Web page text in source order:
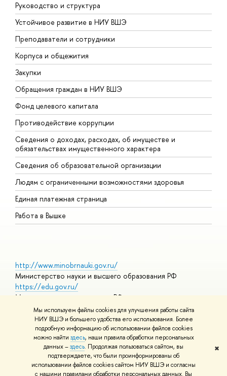
Мы используем файлы cookies для улучшения работы сайта
НИУ ВШЭ и большего удобства его использования. Более
подробную информацию об использовании файлов cookies
можно найти здесь, наши правила обработки персональных
данных –здесь. Продолжая пользоваться сайтом, вы
подтверждаете, что были проинформированы об
использовании файлов cookies сайтом НИУ ВШЭ и согласны
с нашими правилами обработки персональных данных. Вы
✖
Руководство и структура
Устойчивое развитие в НИУ ВШЭ
Преподаватели и сотрудники
Корпуса и общежития
Закупки
Обращения граждан в НИУ ВШЭ
Фонд целевого капитала
Противодействие коррупции
Сведения о доходах, расходах, об имуществе и
обязательствах имущественного характера
Сведения об образовательной организации
Людям с ограниченными возможностями здоровья
Единая платежная страница
Работа в Вышке
http://www.minobrnauki.gov.ru/
Министерство науки и высшего образования РФ
https://edu.gov.ru/
Министерство просвещения РФ
https://elearning.hse.ru/mooc
Массовые открытые онлайн-курсы
© НИУ ВШЭ 1993–2026 Адреса и контактыУсловия
использования материалов Политика конфиденциальности